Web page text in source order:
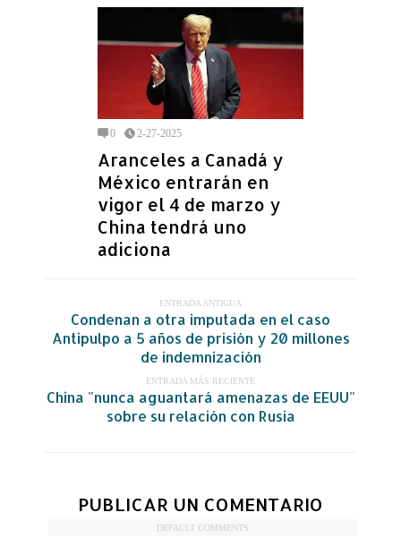
0 2-27-2025
Aranceles a Canadá y
México entrarán en
vigor el 4 de marzo y
China tendrá uno
adiciona
ENTRADA ANTIGUA
Condenan a otra imputada en el caso
Antipulpo a 5 años de prisión y 20 millones
de indemnización
ENTRADA MÁS RECIENTE
China "nunca aguantará amenazas de EEUU"
sobre su relación con Rusia
PUBLICAR UN COMENTARIO
DEFAULT COMMENTS